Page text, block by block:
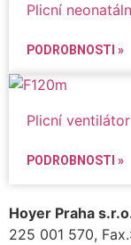
Plicní
PODROBNOSTI »
Plicní
PODROBNOSTI »
Hoyer Praha
225 001 570,